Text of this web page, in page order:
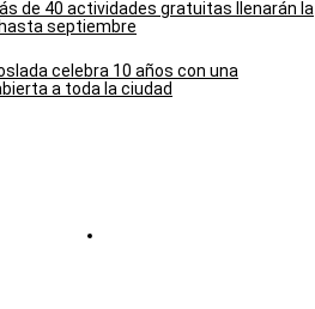
de 40 actividades gratuitas llenarán la
septiembre
celebra 10 años con una
a toda la ciudad
de cookies